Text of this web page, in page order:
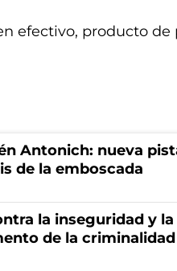
efectivo, producto de
Antonich: nueva
de la emboscada
la inseguridad y
de la